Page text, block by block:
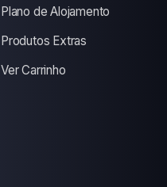
Plano de Alojamento
Produtos Extras
Ver Carrinho